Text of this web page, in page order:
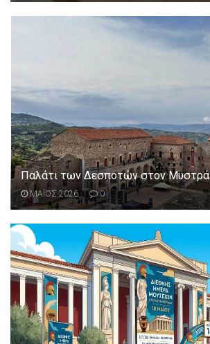
Παλάτι των Δεσποτών στον Μυστρά
ΜΑΪΟΣ 2026 0